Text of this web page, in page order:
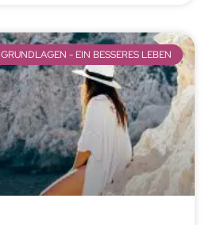
GRUNDLAGEN - EIN BESSERES LEBEN